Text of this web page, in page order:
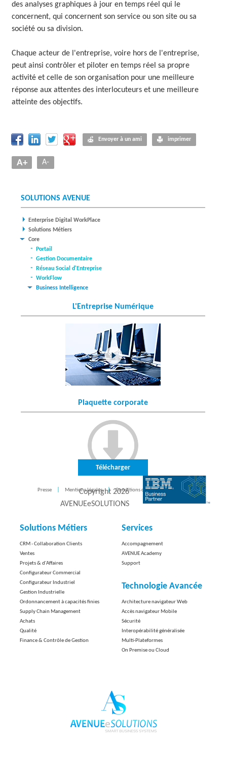
des analyses graphiques à jour en temps réel qui le
concernent, qui concernent son service ou son site ou sa
société ou sa division.
Chaque acteur de l'entreprise, voire hors de l'entreprise,
peut ainsi contrôler et piloter en temps réel sa propre
activité et celle de son organisation pour une meilleure
réponse aux attentes des interlocuteurs et une meilleure
atteinte des objectifs.
Envoyer à un ami imprimer
A+ A-
SOLUTIONS AVENUE
Enterprise Digital WorkPlace
Solutions Métiers
Core
Portail
Gestion Documentaire
Réseau Social d'Entreprise
WorkFlow
Business Intelligence
L'Entreprise Numérique
Plaquette corporate
Télécharger
Presse Mentions légales Conditions d'utilisation CONTACT
Copyright 2026
AVENUEeSOLUTIONS
Solutions Métiers
CRM - Collaboration Clients
Ventes
Projets & d'Affaires
Configurateur Commercial
Configurateur Industriel
Gestion Industrielle
Ordonnancement à capacités finies
Supply Chain Management
Achats
Qualité
Finance & Contrôle de Gestion
Services
Accompagnement
AVENUE Academy
Support
Technologie Avancée
Architecture navigateur Web
Accès navigateur Mobile
Sécurité
Interopérabilité généralisée
Multi-Plateformes
On Premise ou Cloud